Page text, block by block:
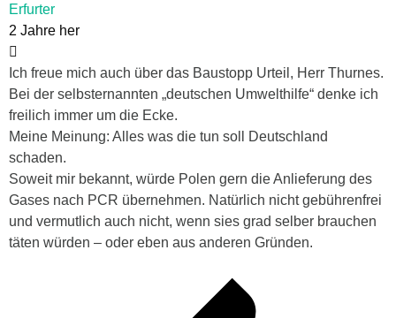
Erfurter
2 Jahre her
Ich freue mich auch über das Baustopp Urteil, Herr Thurnes.
Bei der selbsternannten „deutschen Umwelthilfe“ denke ich
freilich immer um die Ecke.
Meine Meinung: Alles was die tun soll Deutschland
schaden.
Soweit mir bekannt, würde Polen gern die Anlieferung des
Gases nach PCR übernehmen. Natürlich nicht gebührenfrei
und vermutlich auch nicht, wenn sies grad selber brauchen
täten würden – oder eben aus anderen Gründen.